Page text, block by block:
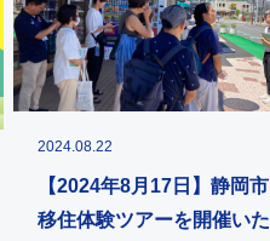
2024.08.22
【2024年8月17日】静岡市
移住体験ツアーを開催いた